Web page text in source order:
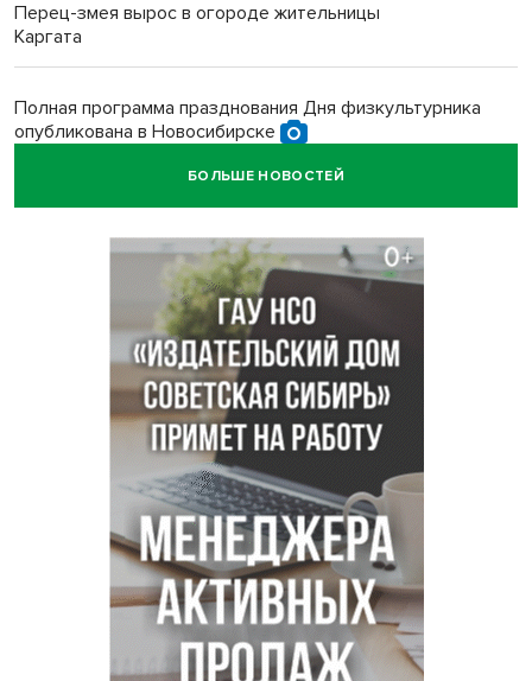
Перец-змея вырос в огороде жительницы
Каргата
Полная программа празднования Дня физкультурника
опубликована в Новосибирске
БОЛЬШЕ НОВОСТЕЙ